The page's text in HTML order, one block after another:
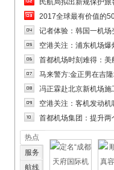
民航局拟出新规保护
2017全球最有价值的
记者体验：韩国一机场
空港关注：浦东机场
首都机场时刻难得：
马来警方:金正男在吉
冯正霖赴北京新机场施
空港关注：客机发动机
首都机场集团：提升两
热点
服务
航线